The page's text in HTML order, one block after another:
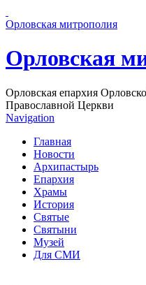
Орловская митрополия
Орловская
Орловская епархия
Православной Церкви
Navigation
Главная
Новости
Архипастырь
Епархия
Храмы
История
Святые
Святыни
Музей
Для СМИ